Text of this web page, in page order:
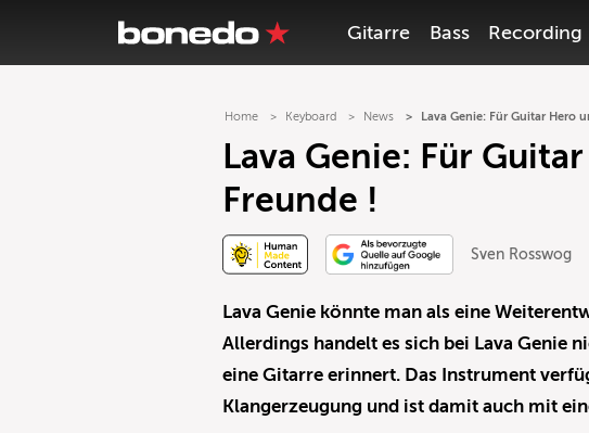
Gitarre Bass Recording
Home Keyboard News Lava Genie: Für Guitar Hero
Lava Genie: Für
Freunde !
Sven Rosswog
Lava Genie könnte man als eine
Allerdings handelt es sich bei Lava Genie
eine Gitarre erinnert. Das Instrument
Klangerzeugung und ist damit auch mit